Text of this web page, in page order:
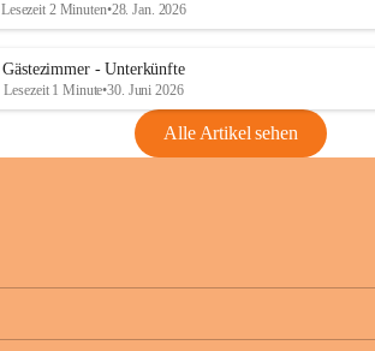
Lesezeit 2 Minuten•28. Jan. 2026
Gästezimmer - Unterkünfte
Lesezeit 1 Minute•30. Juni 2026
Alle Artikel sehen